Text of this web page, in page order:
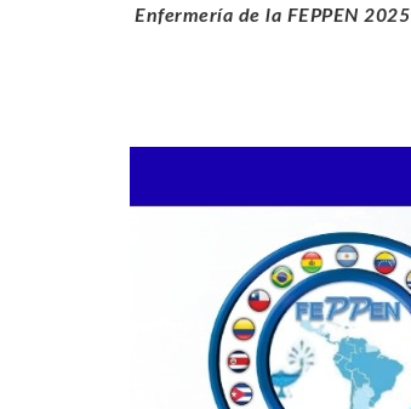
Enfermería de la FEPPEN 2025